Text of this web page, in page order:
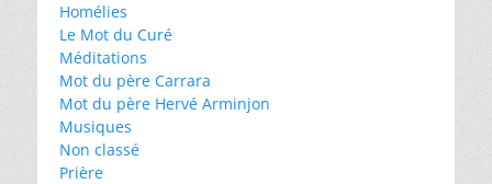
Homélies
Le Mot du Curé
Méditations
Mot du père Carrara
Mot du père Hervé Arminjon
Musiques
Non classé
Prière